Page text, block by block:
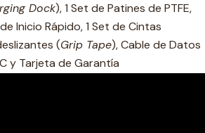
Dock), 1 Set de Patines de PTFE,
Inicio Rápido, 1 Set de Cintas
(Grip Tape), Cable de Datos
y Tarjeta de Garantía